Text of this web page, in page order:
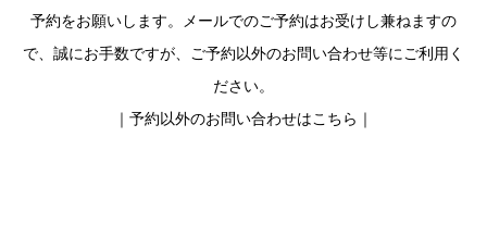
予約をお願いします。メールでのご予約はお受けし兼ねますの
で、誠にお手数ですが、ご予約以外のお問い合わせ等にご利用く
ださい。
｜予約以外のお問い合わせはこちら｜